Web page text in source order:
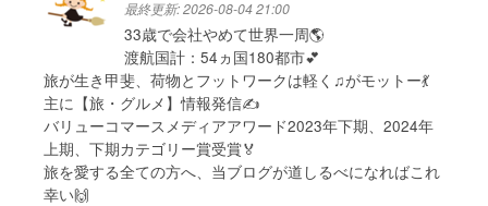
なブ
ログ
Pro
最終更新:2026-08-04 21:00
33歳で会社やめて世界一周🌎
渡航国計：54ヵ国180都市💕
旅が生き甲斐、荷物とフットワークは軽く♫がモットー💃
主に【旅・グルメ】情報発信✍
バリューコマースメディアアワード2023年下期、2024年
上期、下期カテゴリー賞受賞🏅
旅を愛する全ての方へ、当ブログが道しるべになればこれ
幸い🙌